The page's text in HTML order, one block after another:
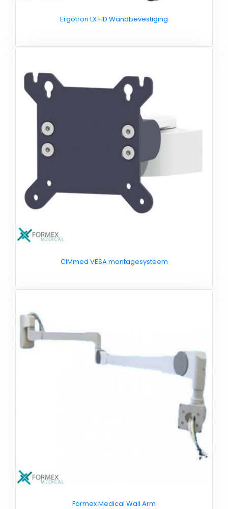
Ergotron LX HD Wandbevestiging
CIMmed VESA montagesysteem
Formex Medical Wall Arm